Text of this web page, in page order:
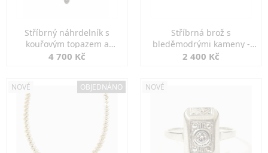
Stříbrný náhrdelník s
kouřovým topazem a
markazity
4 700 Kč
Stříbrná brož s
bleděmodrými kameny -
jemná elegance
2 400 Kč
NOVÉ OBJEDNÁNO NOVÉ